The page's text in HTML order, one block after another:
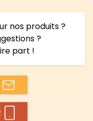
nos produits ?
?
part !